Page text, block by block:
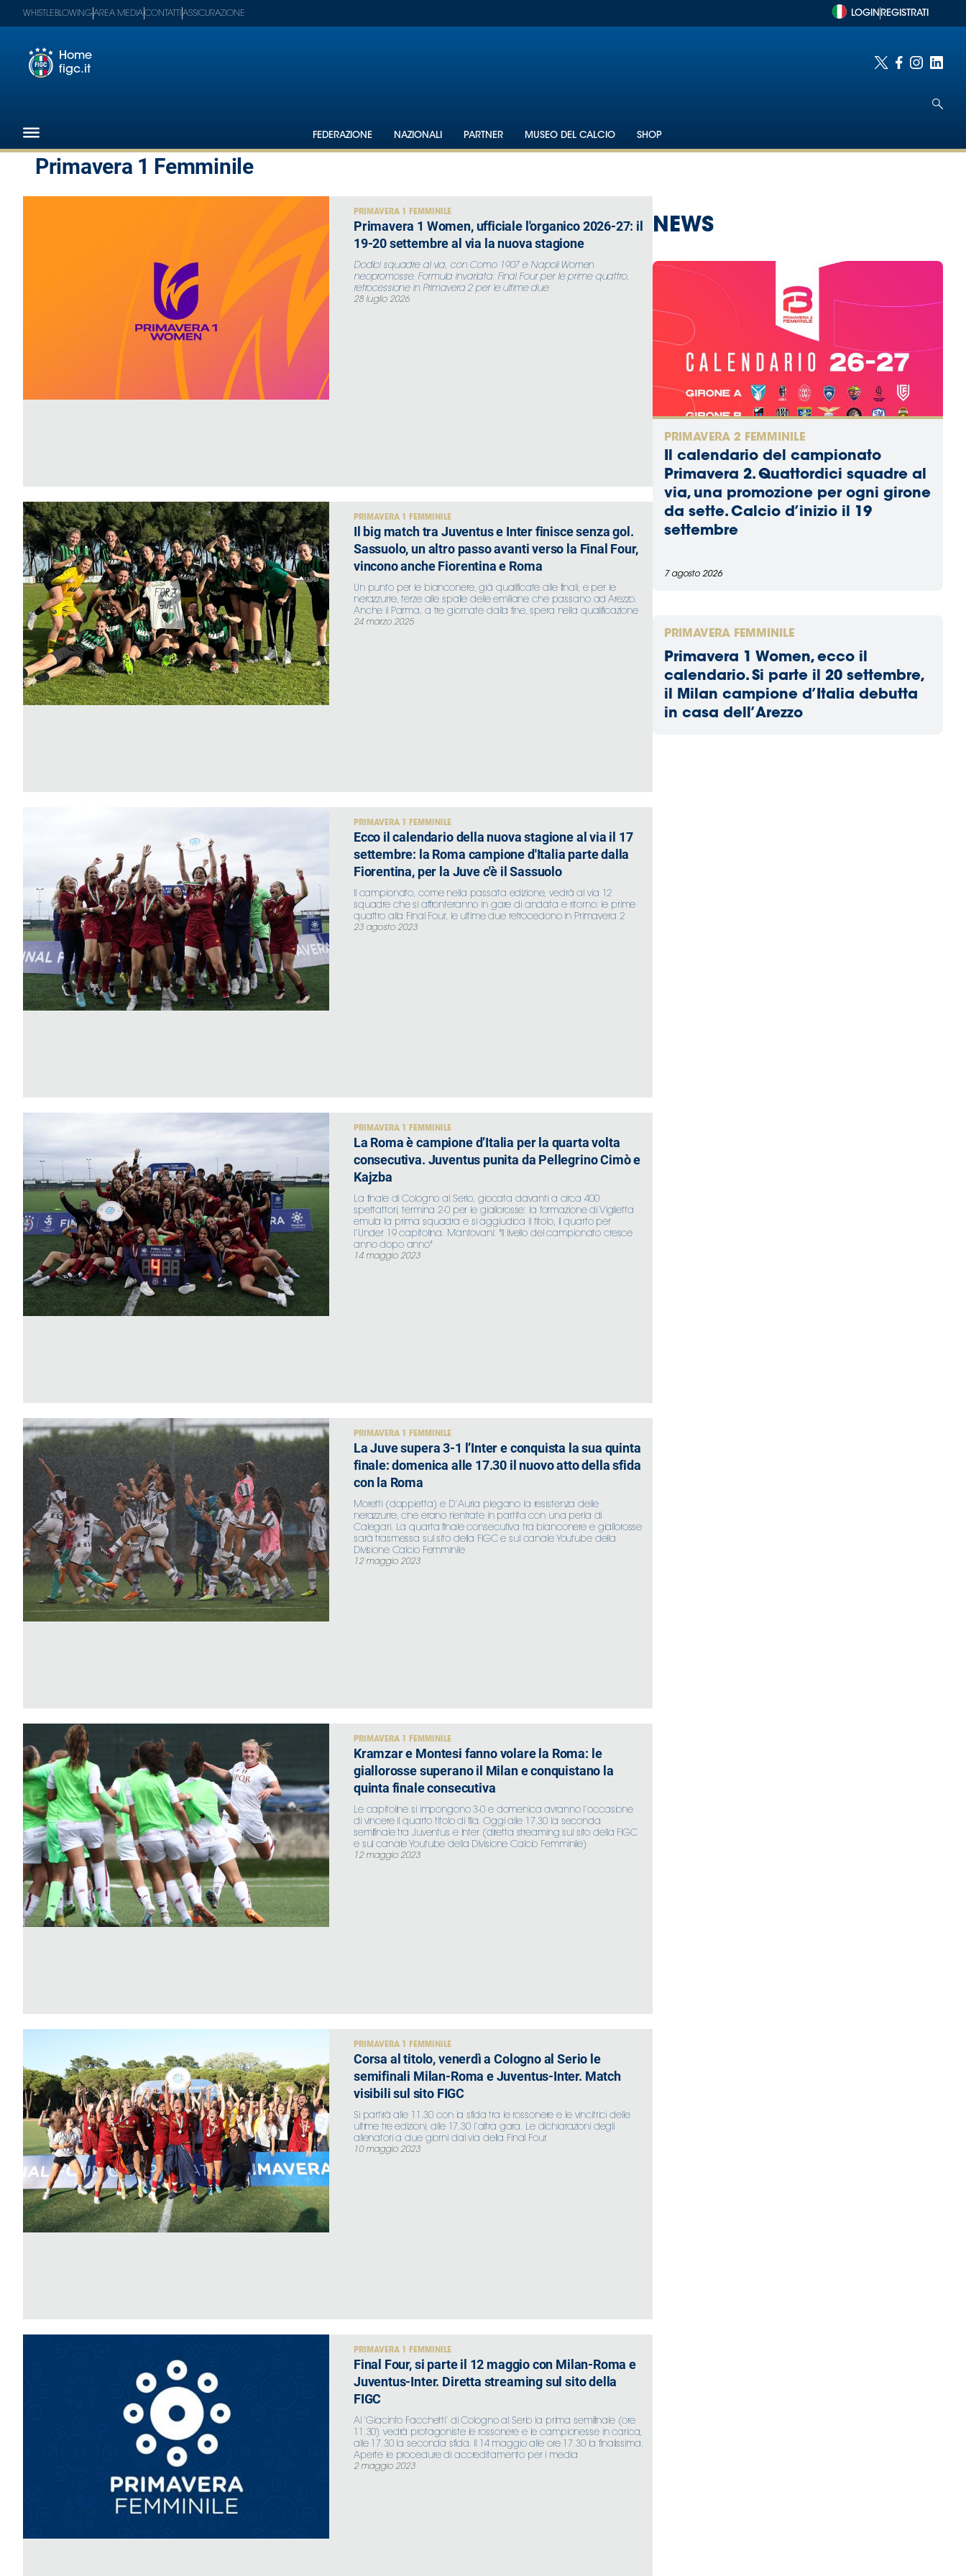
Federazione
Nazionali
Cerca
Whistleblowing
Area
Media
WHISTLEBLOWINGAREA MEDIACONTATTI ASSICURAZIONE LOGIN REGISTRATI
Home
figc.it
FEDERAZIONE NAZIONALI PARTNER MUSEO DEL CALCIO SHOP
Primavera 1 Femminile
PRIMAVERA 1 FEMMINILE
Primavera 1 Women, ufficiale l'organico 2026-27: il
19-20 settembre al via la nuova stagione
Dodici squadre al via, con Como 1907 e Napoli Women
neopromosse. Formula invariata: Final Four per le prime quattro,
retrocessione in Primavera 2 per le ultime due
28 luglio 2026
PRIMAVERA 1 FEMMINILE
Il big match tra Juventus e Inter finisce senza gol.
Sassuolo, un altro passo avanti verso la Final Four,
vincono anche Fiorentina e Roma
Un punto per le bianconere, già qualificate alle finali, e per le
nerazzurre, terze alle spalle delle emiliane che passano ad Arezzo.
Anche il Parma, a tre giornate dalla fine, spera nella qualificazione
24 marzo 2025
PRIMAVERA 1 FEMMINILE
Ecco il calendario della nuova stagione al via il 17
settembre: la Roma campione d'Italia parte dalla
Fiorentina, per la Juve c'è il Sassuolo
Il campionato, come nella passata edizione, vedrà al via 12
squadre che si affronteranno in gare di andata e ritorno: le prime
quattro alla Final Four, le ultime due retrocedono in Primavera 2
23 agosto 2023
PRIMAVERA 1 FEMMINILE
La Roma è campione d’Italia per la quarta volta
consecutiva. Juventus punita da Pellegrino Cimò e
Kajzba
La finale di Cologno al Serio, giocata davanti a circa 400
spettattori, termina 2-0 per le giallorosse: la formazione di Viglietta
emula la prima squadra e si aggiudica il titolo, il quarto per
l’Under 19 capitolina. Mantovani: "Il livello del campionato cresce
anno dopo anno"
14 maggio 2023
PRIMAVERA 1 FEMMINILE
La Juve supera 3-1 l’Inter e conquista la sua quinta
finale: domenica alle 17.30 il nuovo atto della sfida
con la Roma
Moretti (doppietta) e D’Auria piegano la resistenza delle
nerazzurre, che erano rientrate in partita con una perla di
Calegari. La quarta finale consecutiva tra bianconere e giallorosse
sarà trasmessa sul sito della FIGC e sul canale Youtube della
Divisione Calcio Femminile
12 maggio 2023
PRIMAVERA 1 FEMMINILE
Kramzar e Montesi fanno volare la Roma: le
giallorosse superano il Milan e conquistano la
quinta finale consecutiva
Le capitoline si impongono 3-0 e domenica avranno l’occasione
di vincere il quarto titolo di fila. Oggi alle 17.30 la seconda
semifinale tra Juventus e Inter (diretta streaming sul sito della FIGC
e sul canale Youtube della Divisione Calcio Femminile)
12 maggio 2023
PRIMAVERA 1 FEMMINILE
Corsa al titolo, venerdì a Cologno al Serio le
semifinali Milan-Roma e Juventus-Inter. Match
visibili sul sito FIGC
Si partirà alle 11.30 con la sfida tra le rossonere e le vincitrici delle
ultime tre edizioni, alle 17.30 l’altra gara. Le dichiarazioni degli
allenatori a due giorni dal via della Final Four
10 maggio 2023
PRIMAVERA 1 FEMMINILE
Final Four, si parte il 12 maggio con Milan-Roma e
Juventus-Inter. Diretta streaming sul sito della
FIGC
Al ‘Giacinto Facchetti’ di Cologno al Serio la prima semifinale (ore
11.30) vedrà protagoniste le rossonere e le campionesse in carica,
alle 17.30 la seconda sfida. Il 14 maggio alle ore 17.30 la finalissima.
Aperte le procedure di accreditamento per i media
2 maggio 2023
NEWS
PRIMAVERA 2 FEMMINILE
Il calendario del campionato
Primavera 2. Quattordici squadre al
via, una promozione per ogni girone
da sette. Calcio d’inizio il 19
settembre
7 agosto 2026
PRIMAVERA FEMMINILE
Primavera 1 Women, ecco il
calendario. Si parte il 20 settembre,
il Milan campione d’Italia debutta
in casa dell’Arezzo